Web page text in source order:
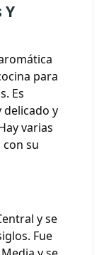
Y
para
Es
y
varias
su
y se
Fue